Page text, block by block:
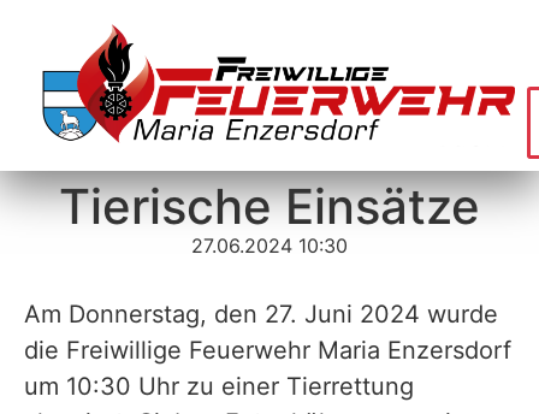
Tierische Einsätze
27.06.2024 10:30
Am Donnerstag, den 27. Juni 2024 wurde
die Freiwillige Feuerwehr Maria Enzersdorf
um 10:30 Uhr zu einer Tierrettung